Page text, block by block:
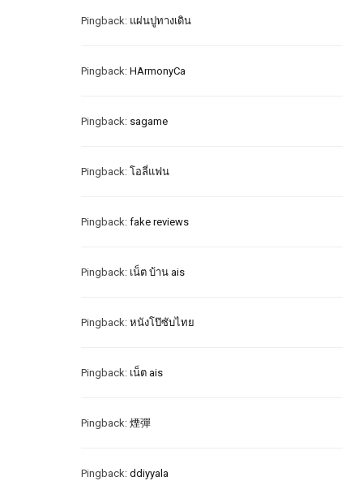
Pingback: แผ่นปูทางเดิน
Pingback: HArmonyCa
Pingback: sagame
Pingback: โอลี่แฟน
Pingback: fake reviews
Pingback: เน็ต บ้าน ais
Pingback: หนังโป๊ซับไทย
Pingback: เน็ต ais
Pingback: 煙彈
Pingback: ddiyyala